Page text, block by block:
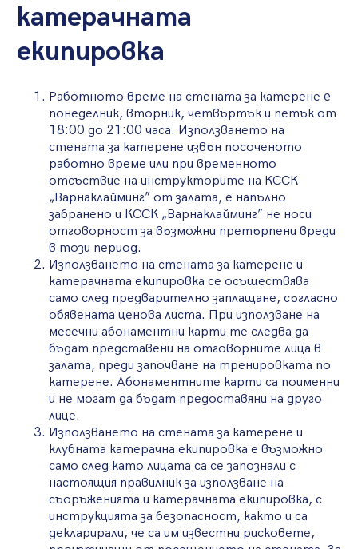
катерачната
екипировка
Работното време на стената за катерене e
понеделник, вторник, четвъртък и петък от
18:00 до 21:00 часа. Използването на
стената за катерене извън посоченото
работно време или при временното
отсъствие на инструкторите на КССК
„Варнаклайминг” от залата, е напълно
забранено и КССК „Варнаклайминг” не носи
отговорност за възможни претърпени вреди
в този период.
Използването на стената за катерене и
катерачната екипировка се осъществява
само след предварително заплащане, съгласно
обявената ценова листа. При използване на
месечни абонаментни карти те следва да
бъдат представени на отговорните лица в
залата, преди започване на тренировката по
катерене. Абонаментните карти са поименни
и не могат да бъдат предоставяни на друго
лице.
Използването на стената за катерене и
клубната катерачна екипировка е възможно
само след като лицата са се запознали с
настоящия правилник за използване на
съоръженията и катерачната екипировка, с
инструкцията за безопасност, както и са
декларирали, че са им известни рисковете,